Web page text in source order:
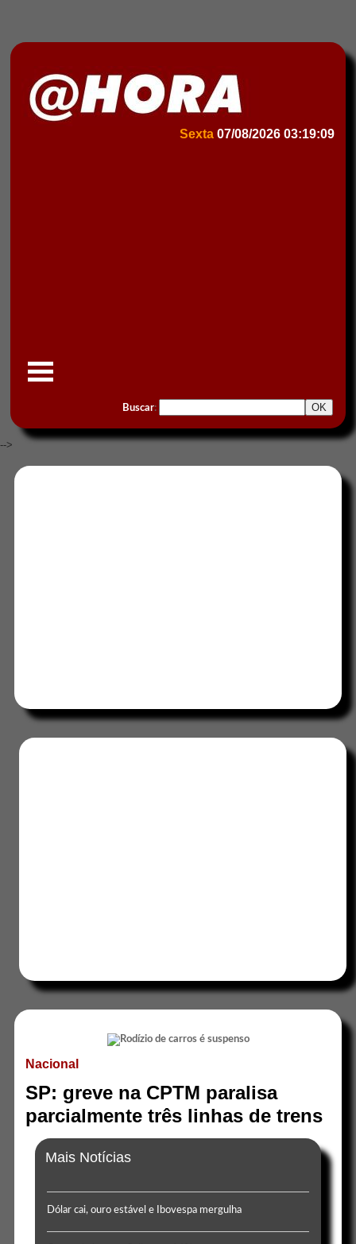
Sexta 07/08/2026 03:19:09
Buscar:
-->
Nacional
SP: greve na CPTM paralisa
parcialmente três linhas de trens
Mais Notícias
Dólar cai, ouro estável e Ibovespa mergulha